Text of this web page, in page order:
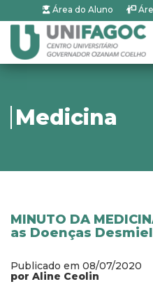
Área do Aluno
Medicina
MINUTO DA
as Doenças
Publicado em 08/07/2020
por Aline Ceolin